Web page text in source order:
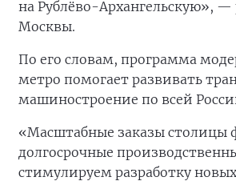
на Рублёво-Архангельскую», —
Москвы.
По его словам, программа
метро помогает развивать
машиностроение по всей
«Масштабные заказы
долгосрочные
стимулируем разработку